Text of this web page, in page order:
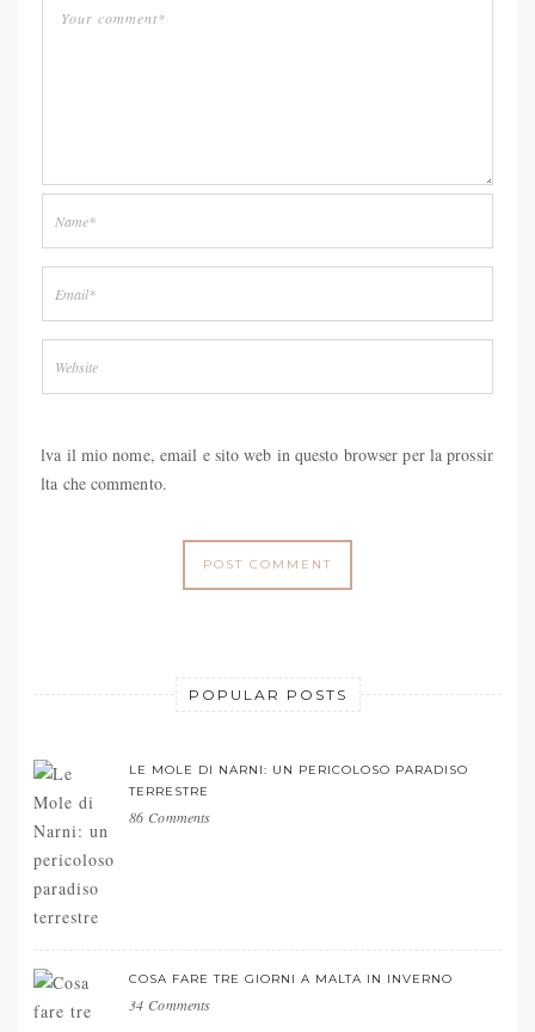
Salva il mio nome, email e sito web in questo browser per la prossima
volta che commento.
POPULAR POSTS
LE MOLE DI NARNI: UN PERICOLOSO PARADISO
TERRESTRE
86 Comments
COSA FARE TRE GIORNI A MALTA IN INVERNO
34 Comments